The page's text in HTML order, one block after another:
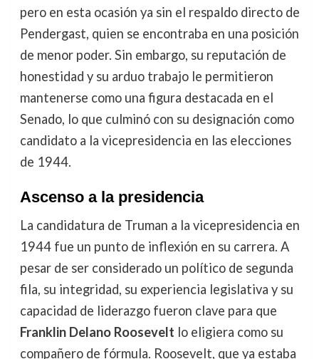
pero en esta ocasión ya sin el respaldo directo de
Pendergast, quien se encontraba en una posición
de menor poder. Sin embargo, su reputación de
honestidad y su arduo trabajo le permitieron
mantenerse como una figura destacada en el
Senado, lo que culminó con su designación como
candidato a la vicepresidencia en las elecciones
de 1944.
Ascenso a la presidencia
La candidatura de Truman a la vicepresidencia en
1944 fue un punto de inflexión en su carrera. A
pesar de ser considerado un político de segunda
fila, su integridad, su experiencia legislativa y su
capacidad de liderazgo fueron clave para que
Franklin Delano Roosevelt lo eligiera como su
compañero de fórmula. Roosevelt, que ya estaba